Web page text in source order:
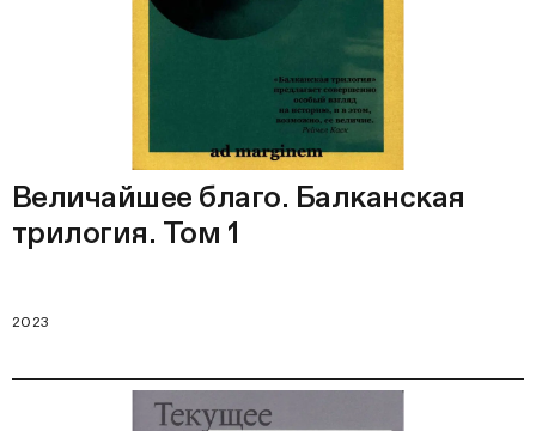
Величайшее благо. Балканская
трилогия. Том 1
2023